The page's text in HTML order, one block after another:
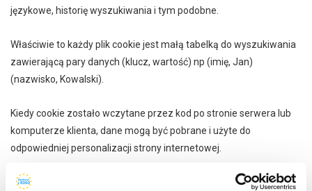
językowe, historię wyszukiwania i tym podobne.
Właściwie to każdy plik cookie jest małą tabelką do wyszukiwania
zawierającą pary danych (klucz, wartość) np (imię, Jan)
(nazwisko, Kowalski).
Kiedy cookie zostało wczytane przez kod po stronie serwera lub
komputerze klienta, dane mogą być pobrane i użyte do
odpowiedniej personalizacji strony internetowej.
Możesz spróbować odczytać zawartość dowolnego pliku cookie